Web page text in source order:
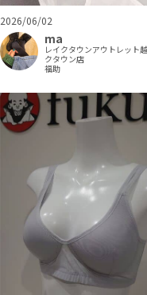
2026/06/02
ma
レイクタウンアウトレット
クタウン店
福助